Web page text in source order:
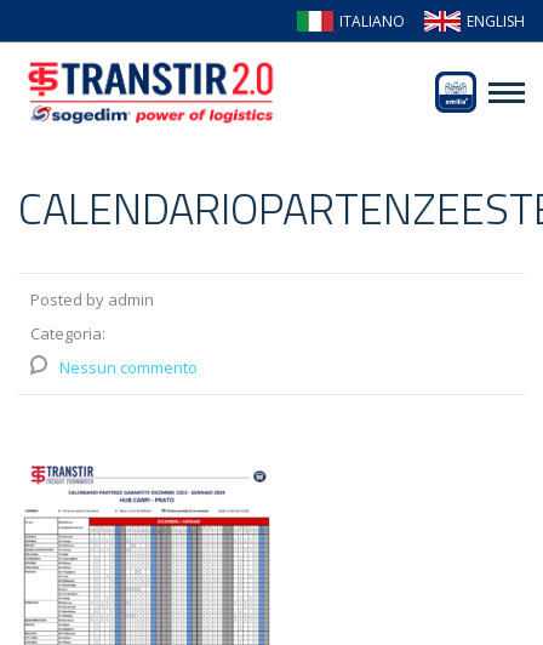
ITALIANO ENGLISH
Posted by admin
Categoria:
Nessun commento